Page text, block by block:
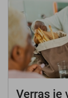
Verras je